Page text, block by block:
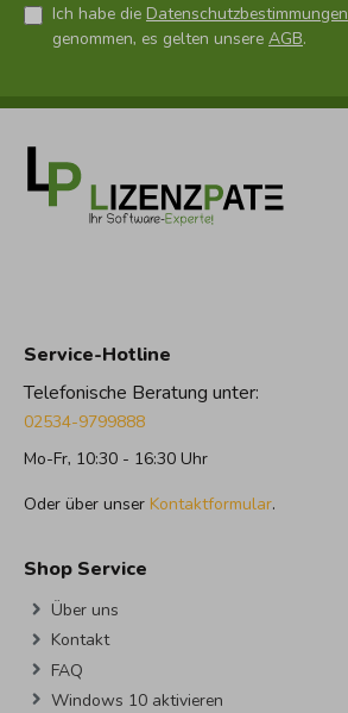
Ich habe die Datenschutzbestimmungen
genommen, es gelten unsere AGB.
Service-Hotline
Telefonische Beratung unter:
02534-9799888
Mo-Fr, 10:30 - 16:30 Uhr
Oder über unser Kontaktformular.
Shop Service
Über uns
Kontakt
FAQ
Windows 10 aktivieren